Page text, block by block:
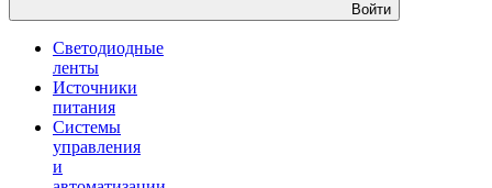
Войти
Светодиодные
ленты
Источники
питания
Системы
управления
и